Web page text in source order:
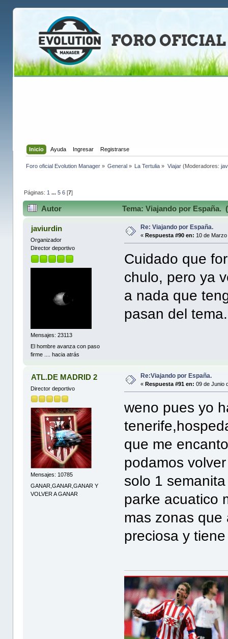
Inicio Ayuda Ingresar Registrarse
Foro oficial Evolution Manager» General » La Tertulia » Viajar(Moderadores:
Páginas: 1 ... 5 6[7]
Autor Tema: Viajando por España.
javiurdin
Organizador
Director deportivo
Mensajes: 23113
El hombre avanza con paso
firme .... hacia atrás
Re: Viajando por España.
«Respuesta #90 en: 10 de
Cuidado que
chulo, pero ya
a nada que
pasan del tema.
ATL.DE MADRID 2
Director deportivo
Mensajes: 10785
GANAR,GANAR,GANAR Y
VOLVER A GANAR
Re:Viajando por España.
«Respuesta #91 en: 09 de Junio
weno pues yo
que me
podamos
solo 1
parke acuatico
mas zonas que
preciosa y